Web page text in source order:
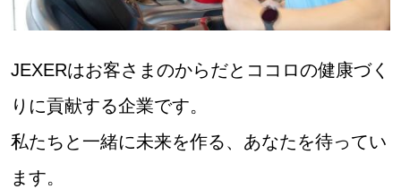
JEXERはお客さまのからだとココロの健康づく
りに貢献する企業です。
私たちと一緒に未来を作る、あなたを待ってい
ます。